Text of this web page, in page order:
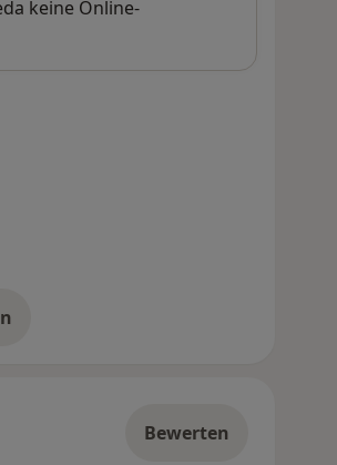
keine Online-
Bewerten